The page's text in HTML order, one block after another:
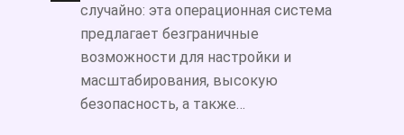
случайно: эта операционная система
предлагает безграничные
возможности для настройки и
масштабирования, высокую
безопасность, а также…